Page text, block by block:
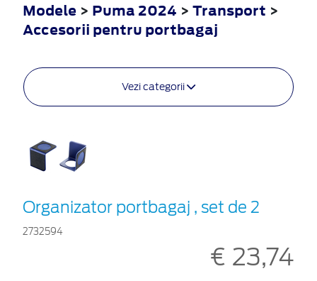
Modele > Puma 2024 > Transport >
Accesorii pentru portbagaj
Vezi categorii
Organizator portbagaj , set de 2
2732594
€ 23,74